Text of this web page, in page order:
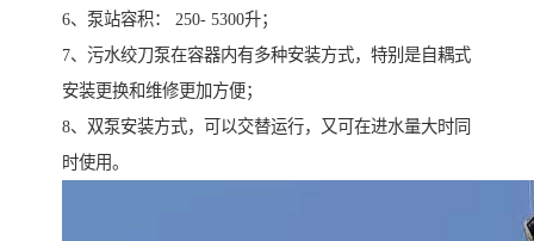
6、泵站容积： 250- 5300升；
7、污水绞刀泵在容器内有多种安装方式，特别是自耦式
安装更换和维修更加方便；
8、双泵安装方式，可以交替运行，又可在进水量大时同
时使用。